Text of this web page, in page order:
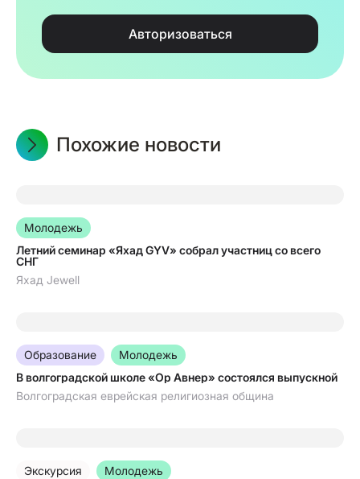
Авторизоваться
Похожие новости
27.07.2026
молодежь
Летний семинар «Яхад GYV» собрал участниц со всего
СНГ
Яхад Jewell
13.07.2026
Образование
молодежь
В волгоградской школе «Ор Авнер» состоялся выпускной
Волгоградская еврейская религиозная община
09.07.2026
Экскурсия
молодежь